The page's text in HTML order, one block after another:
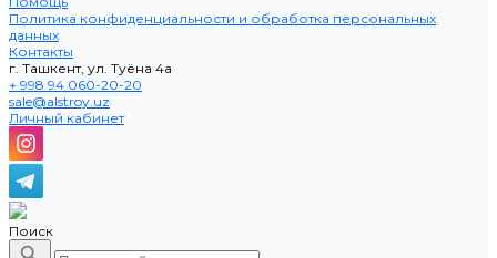
Политика конфиденциальности и обработка персональных
данных
Контакты
г. Ташкент, ул. Туёна 4а
+ 998 94 060-20-20
sale@alstroy.uz
Личный кабинет
Поиск